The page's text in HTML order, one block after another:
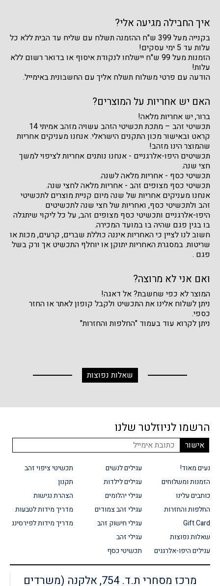
איך החבילה מגיעה אלי?
בקנייה מעל 399 ש"ח ההזמנה תשלח עם שליח עד הבית ללא כל
עלות עד 5 ימי עסקים!
הזמנות מעל 99 ש"ח יישלחו לנקודת איסוף או בדואר רשום ללא
עלות!
הודעה עם פרטי משלוח תשלח אליך עם החשבונית באימייל.
האם יש אחריות על המוצרים?
ברור, יש אחריות מלאה!
תכשיטי זהב – מתכת תכשיטי הזהב עשויה מזהב אמיתי 14
קראט ובאישור מכון התקנים הישראלי. אנחנו מעניקים אחריות
שהמוצר הינו מזהב!
תכשיטים היפו-אלרגניים - אנחנו נותנים אחריות לציפוי למשך
חצי שנה.
תכשיטי כסף - אחריות מלאה לשנה.
תכשיטי כסף מצופים זהב - אחריות מלאה לחצי שנה.
אנחנו מעניקים אחריות של שנה מיום קניית מוצרים לתכשיטי
זהב ולתכשיטי כסף, ואחריות של חצי שנה לתכשיטים
היפו-אלרגניים ותכשיטי כסף מצופים זהב, על כל ליקוי שיתגלה
בו בגין פגם שהיה בו במועד המכירה.
חשוב לנו לציין כי האחריות איננה כוללת שברים, קרעים, מכות או
שריטות. במסגרת האחריות יתוקן או יוחלף התכשיט אך ורק בשל
פגם .
ואם אני לא מרוצה?
המוצר לא כפי שחשבת? אל דאגה!
ניתן לשלוח אלינו את התכשיט ולקבל קופון לאתר או החזר
כספי.
ניתן לקרוא עוד בעמוד "החלפות והחזרות"
שאלות נפוצות
הרשמו לניוזלטר שלנו
נעים מאוד!
הזמנות ומשלוחים
כותבים עלינו
החלפות והחזרות
Gift Card
שאלות נפוצות
עגילים היפו-אלרגנים
עגילים לנשים
עגילים לילדות
עגילי יהלומים
עגילי זהב צמודים
עגילי חישוק זהב
עגילי זהב
תכשיטי כסף
תכשיטי ציפוי זהב
תקנון
הצהרת נגישות
מדריך מידות לטבעות
מדריך מידות לפירסינג
מרכז מסחרי ת.ד. 754, אלקנה (משרדים